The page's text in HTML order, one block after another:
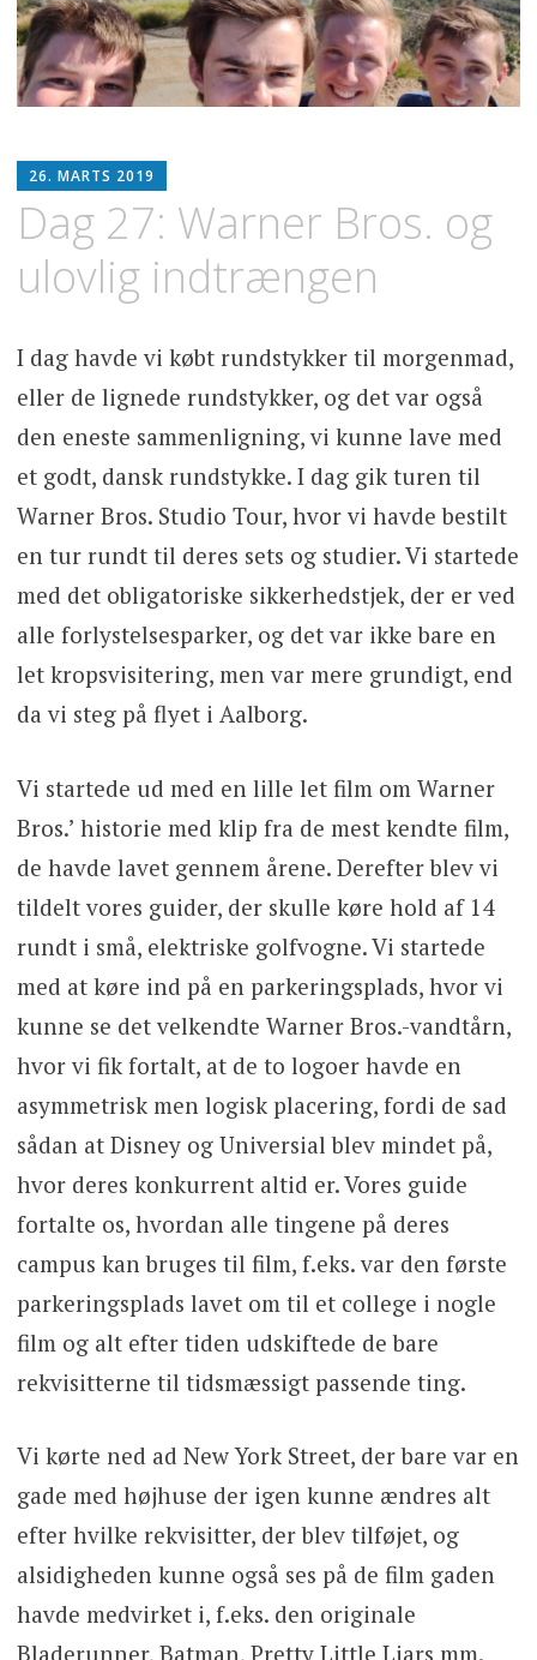
26. MARTS 2019
SPIS
Dag 27: Warner Bros. og
ulovlig indtrængen
I dag havde vi købt rundstykker til morgenmad,
eller de lignede rundstykker, og det var også
den eneste sammenligning, vi kunne lave med
et godt, dansk rundstykke. I dag gik turen til
Warner Bros. Studio Tour, hvor vi havde bestilt
en tur rundt til deres sets og studier. Vi startede
med det obligatoriske sikkerhedstjek, der er ved
alle forlystelsesparker, og det var ikke bare en
let kropsvisitering, men var mere grundigt, end
da vi steg på flyet i Aalborg.
Vi startede ud med en lille let film om Warner
Bros.’ historie med klip fra de mest kendte film,
de havde lavet gennem årene. Derefter blev vi
tildelt vores guider, der skulle køre hold af 14
rundt i små, elektriske golfvogne. Vi startede
med at køre ind på en parkeringsplads, hvor vi
kunne se det velkendte Warner Bros.-vandtårn,
hvor vi fik fortalt, at de to logoer havde en
asymmetrisk men logisk placering, fordi de sad
sådan at Disney og Universial blev mindet på,
hvor deres konkurrent altid er. Vores guide
fortalte os, hvordan alle tingene på deres
campus kan bruges til film, f.eks. var den første
parkeringsplads lavet om til et college i nogle
film og alt efter tiden udskiftede de bare
rekvisitterne til tidsmæssigt passende ting.
Vi kørte ned ad New York Street, der bare var en
gade med højhuse der igen kunne ændres alt
efter hvilke rekvisitter, der blev tilføjet, og
alsidigheden kunne også ses på de film gaden
havde medvirket i, f.eks. den originale
Bladerunner, Batman, Pretty Little Liars mm.